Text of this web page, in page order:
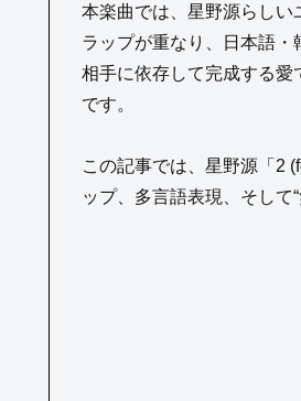
本楽曲では、星野源らし
ラップが重なり、日本語・
相手に依存して完成する愛
です。
この記事では、星野源「2
ップ、多言語表現、そして